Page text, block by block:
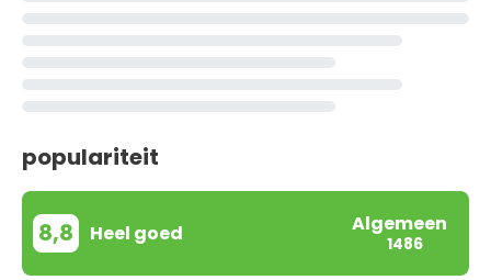
populariteit
8,8 Heel goed Algemeen
1486